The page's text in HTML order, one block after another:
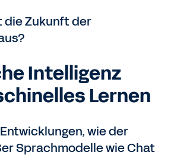
die Zukunft der
Intelligenz
Lernen
wie der
Sprachmodelle wie Chat